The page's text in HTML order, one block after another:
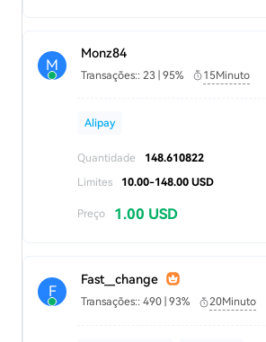
M
Monz84
Transações:: 23 | 95% 15Minuto
Alipay
Quantidade
148.610822
Limites
10.00-148.00 USD
Preço 1.00 USD
F
Fast__change
Transações:: 490 | 93% 20Minuto